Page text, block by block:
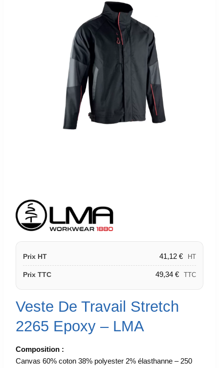
Prix HT 41,12 € HT
Prix TTC 49,34 € TTC
Veste De Travail Stretch
2265 Epoxy – LMA
Composition :
Canvas 60% coton 38% polyester 2% élasthanne – 250